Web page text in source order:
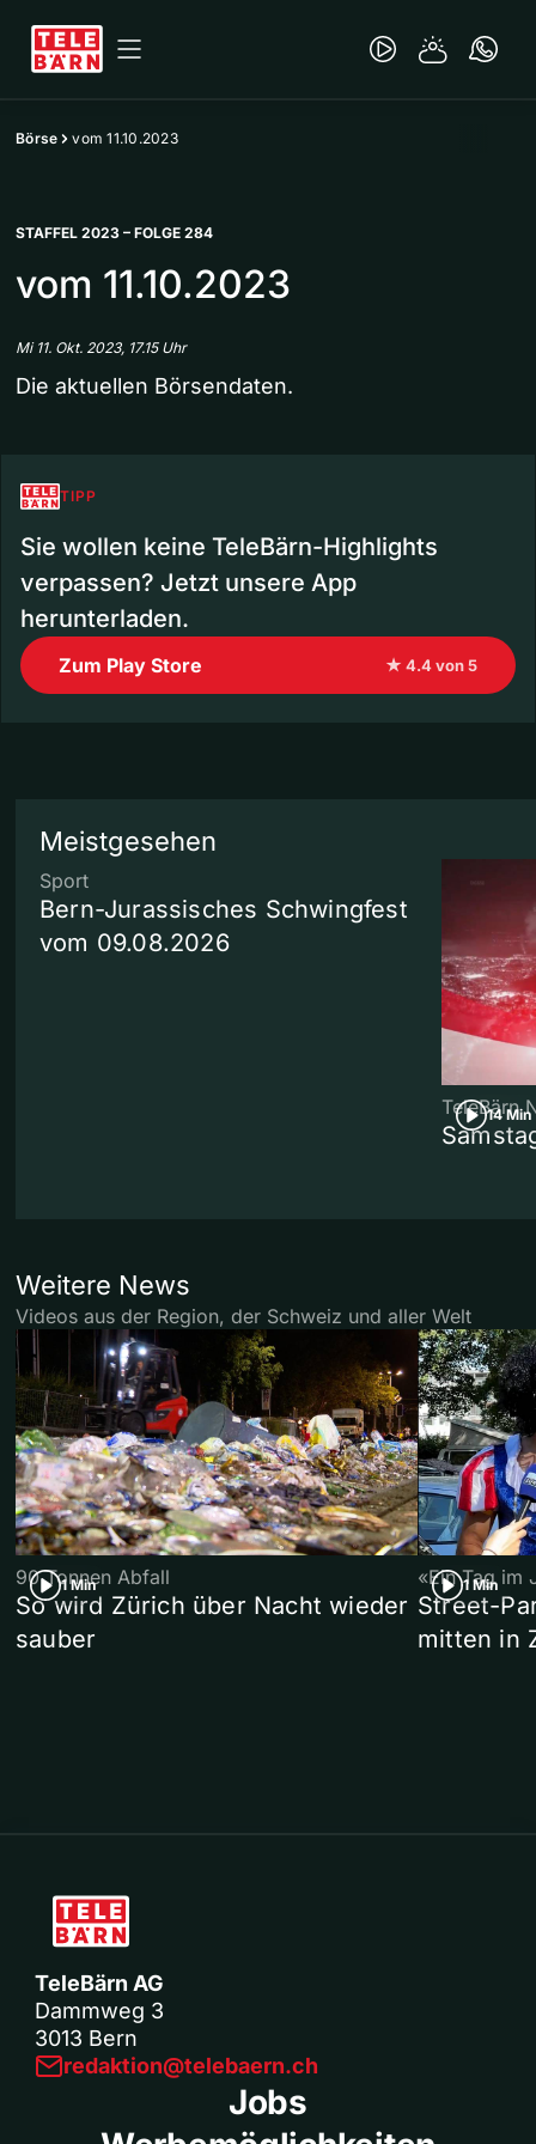
Börse vom 11.10.2023
STAFFEL 2023 – FOLGE 284
vom 11.10.2023
Mi 11. Okt. 2023, 17.15 Uhr
Die aktuellen Börsendaten.
TIPP
Sie wollen keine TeleBärn-Highlights
verpassen? Jetzt unsere App
herunterladen.
Zum Play Store ★ 4.4 von 5
Meistgesehen
Sport
Bern-Jurassisches Schwingfest
vom 09.08.2026
14 Min
TeleBärn
Weitere News
Videos aus der Region, der Schweiz und aller Welt
1 Min
90 Tonnen Abfall
So wird Zürich über Nacht wieder
sauber
1 Min
«Ein Tag im
Street-
mitten in
TeleBärn AG
Dammweg 3
3013 Bern
redaktion@telebaern.ch
Jobs